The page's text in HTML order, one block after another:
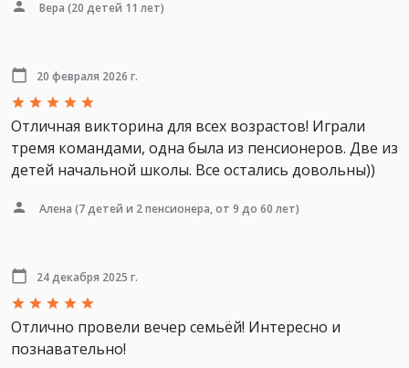
Вера (20 детей 11 лет)
20 февраля 2026 г.
Отличная викторина для всех возрастов! Играли
тремя командами, одна была из пенсионеров. Две из
детей начальной школы. Все остались довольны))
Алена (7 детей и 2 пенсионера, от 9 до 60 лет)
24 декабря 2025 г.
Отлично провели вечер семьёй! Интересно и
познавательно!